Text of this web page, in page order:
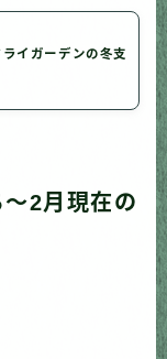
ライガーデンの冬支
2月現在の